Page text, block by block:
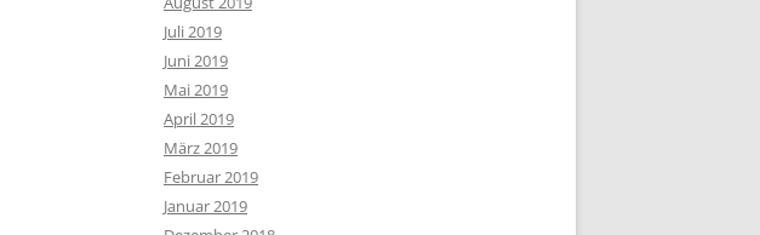
Juli 2019
Juni 2019
Mai 2019
April 2019
März 2019
Februar 2019
Januar 2019